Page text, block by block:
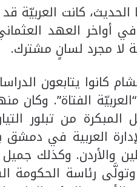
كانت العربيّة
أواخر العهد
لا مجرد لسانٍ مشترك.
الشام كانوا يتابعون
الفتاة”. وكان
المبكرة من تبلور
العربية في دمشق
وكذلك جميل
رئاسة الحكومة